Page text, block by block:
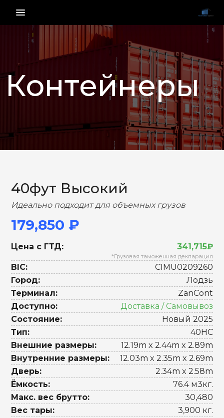
menu_vert
Контейнеры
НАЗАД ВПЕРЕД
40фут Высокий
Идеально подходит для объемных грузов
179,850 ₽
Цена с ГТД: 341,715₽
*Грузовая таможенная декларация
BIC:
CIMU0209260
Город:
Лодзь
Терминал:
ZanCont
Доступно:
Доставка / Самовывоз
Состояние:
Новый 2025
Тип:
40HC
Внешние размеры:
12.19m x 2.44m x 2.89m
Внутренние размеры:
12.03m x 2.35m x 2.69m
Дверь:
2.34m x 2.58m
Ёмкость:
76.4 м3кг.
Макс. вес брутто:
30,480
Вес тары:
3,900 кг.